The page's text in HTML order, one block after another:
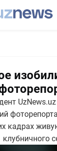
кадрах
клубничного